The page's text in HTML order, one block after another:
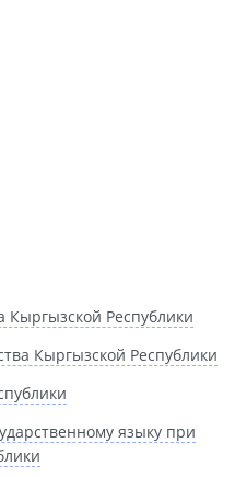
Республики
Кыргызской Республики
языку при